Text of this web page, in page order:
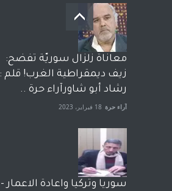
معاناة زلزال سوريّة تفضح:
زيف ديمقراطية الغرب! قلم :
رشاد أبو شاورآراء حرة ..
آراء حرة 18 فبراير، 2023
سوريا وتركيا واعادة الاعمار -